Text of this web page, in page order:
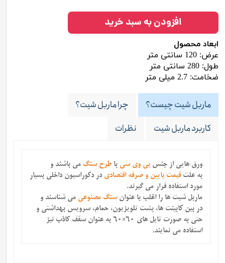
ابعاد محصول
عرض: 120 سانتی متر
طول: 280 سانتی متر
ضخامت: 2.7 میلی متر
افزودن به سبد خرید
ماربل شیت چیست؟
چرا ماربل شیت؟
کاربرد ماربل شیت
نظرات
ورق هایی از جنس پی وی سی با طرح سنگ می باشند و
به علتقیمت پایین و صرفه اقتصادی در دکوراسیون داخلی بسیار
مورد استفاده قرار می گیرند.
ماربل شیت ها را اغلب با عنوانسنگ مصنوعی می شناسند و
در بین کابینت ها، پشت تلویزیون، حمام، سرویس بهداشتی و
حتی به صورت تایل های 60×60 به عنوان سقف کاذب نیز
استفاده می نمایند.